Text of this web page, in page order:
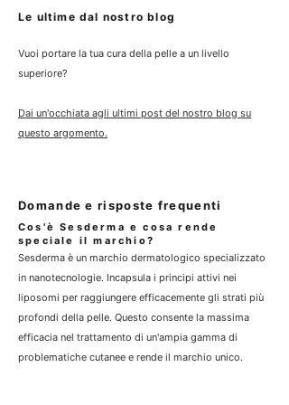
t
Le ultime dal nostro blog
Vuoi portare la tua cura della pelle a un livello
superiore?
Dai un'occhiata agli ultimi post del nostro blog su
questo argomento.
Domande e risposte frequenti
Cos'è Sesderma e cosa rende
speciale il marchio?
Sesderma è un marchio dermatologico specializzato
in nanotecnologie. Incapsula i principi attivi nei
liposomi per raggiungere efficacemente gli strati più
profondi della pelle. Questo consente la massima
efficacia nel trattamento di un'ampia gamma di
problematiche cutanee e rende il marchio unico.